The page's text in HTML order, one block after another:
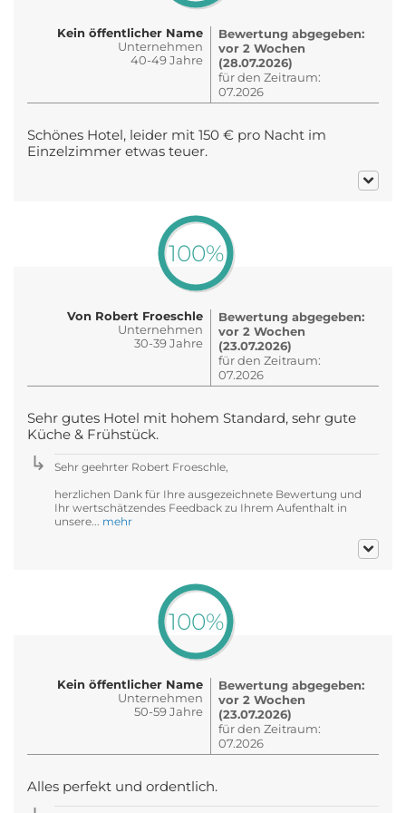
Kein öffentlicher Name
Unternehmen
40-49 Jahre
Bewertung abgegeben:
vor 2 Wochen
(28.07.2026)
für den Zeitraum:
07.2026
Schönes Hotel, leider mit 150 € pro Nacht im
Einzelzimmer etwas teuer.
100%
Von Robert Froeschle
Unternehmen
30-39 Jahre
Bewertung abgegeben:
vor 2 Wochen
(23.07.2026)
für den Zeitraum:
07.2026
Sehr gutes Hotel mit hohem Standard, sehr gute
Küche & Frühstück.
Sehr geehrter Robert Froeschle,
herzlichen Dank für Ihre ausgezeichnete Bewertung und
Ihr wertschätzendes Feedback zu Ihrem Aufenthalt in
unsere... mehr
100%
Kein öffentlicher Name
Unternehmen
50-59 Jahre
Bewertung abgegeben:
vor 2 Wochen
(23.07.2026)
für den Zeitraum:
07.2026
Alles perfekt und ordentlich.